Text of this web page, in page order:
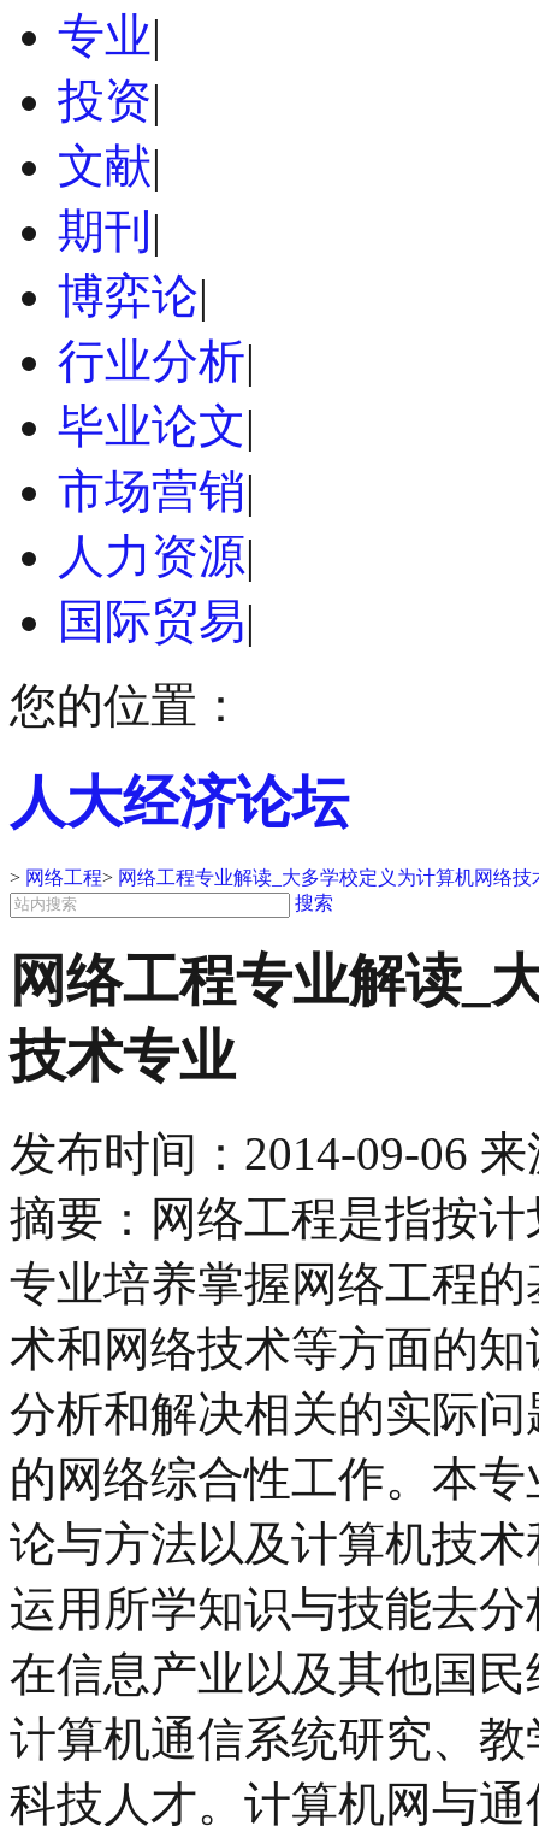
专业|
投资|
文献|
期刊 |
博弈论|
行业分析|
毕业论文|
市场营销|
人力资源|
国际贸易|
您的位置：
人大经济论坛
> 网络工程> 网络工程专业解读_大多学校定义为计算机网络技
搜索
网络工程专业解读_
技术专业
发布时间： 2014-09-06 来
摘要：网络工程是指按
专业培养掌握网络工程
术和网络技术等方面的
分析和解决相关的实际
的网络综合性工作。本
论与方法以及计算机技
运用所学知识与技能去
在信息产业以及其他国
计算机通信系统研究、
科技人才。计算机网与